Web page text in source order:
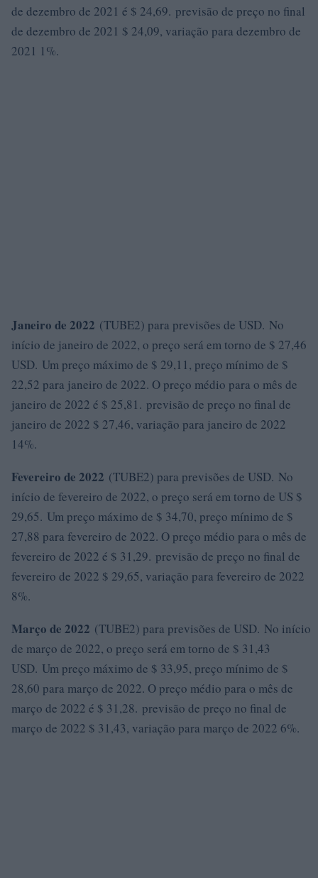
de dezembro de 2021 é $ 24,69. previsão de preço no final
de dezembro de 2021 $ 24,09, variação para dezembro de
2021 1%.
Janeiro de 2022 (TUBE2) para previsões de USD. No
início de janeiro de 2022, o preço será em torno de $ 27,46
USD. Um preço máximo de $ 29,11, preço mínimo de $
22,52 para janeiro de 2022. O preço médio para o mês de
janeiro de 2022 é $ 25,81. previsão de preço no final de
janeiro de 2022 $ 27,46, variação para janeiro de 2022
14%.
Fevereiro de 2022 (TUBE2) para previsões de USD. No
início de fevereiro de 2022, o preço será em torno de US $
29,65. Um preço máximo de $ 34,70, preço mínimo de $
27,88 para fevereiro de 2022. O preço médio para o mês de
fevereiro de 2022 é $ 31,29. previsão de preço no final de
fevereiro de 2022 $ 29,65, variação para fevereiro de 2022
8%.
Março de 2022 (TUBE2) para previsões de USD. No início
de março de 2022, o preço será em torno de $ 31,43
USD. Um preço máximo de $ 33,95, preço mínimo de $
28,60 para março de 2022. O preço médio para o mês de
março de 2022 é $ 31,28. previsão de preço no final de
março de 2022 $ 31,43, variação para março de 2022 6%.